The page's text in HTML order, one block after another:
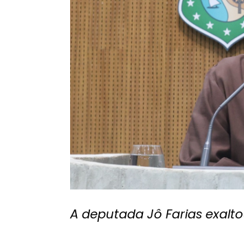
A deputada Jô Farias